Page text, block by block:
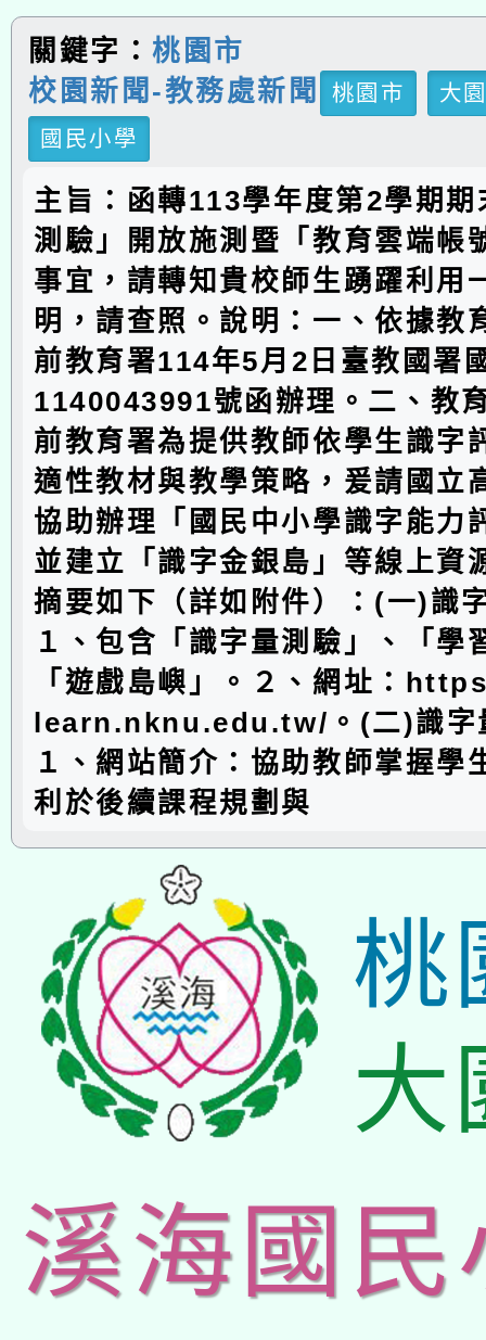
關鍵字：桃園市
校園新聞-教務處新聞
桃園市
大
國民小學
主旨：函轉113學年度第2學期期
測驗」開放施測暨「教育雲端帳
事宜，請轉知貴校師生踴躍利用
明，請查照。說明：一、依據教
前教育署114年5月2日臺教國署
1140043991號函辦理。二、教
前教育署為提供教師依學生識字
適性教材與教學策略，爰請國立
協助辦理「國民中小學識字能力
並建立「識字金銀島」等線上資
摘要如下（詳如附件）：(一)識
１、包含「識字量測驗」、「學
「遊戲島嶼」。２、網址：
learn.nknu.edu.tw/。(二)識字
１、網站簡介：協助教師掌握學
利於後續課程規劃與
桃
大
溪海國民